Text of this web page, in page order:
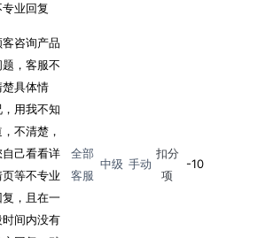
专业回复
客咨询产品
题，客服不
楚具体情
，用我不知
不清楚，
自己看看详
页等不专业
复，且在一
时间内没有
全部
客服
中级 手动
扣分
项
-10